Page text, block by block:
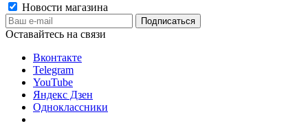
Новости магазина
Оставайтесь на связи
Вконтакте
Telegram
YouTube
Яндекс Дзен
Одноклассники